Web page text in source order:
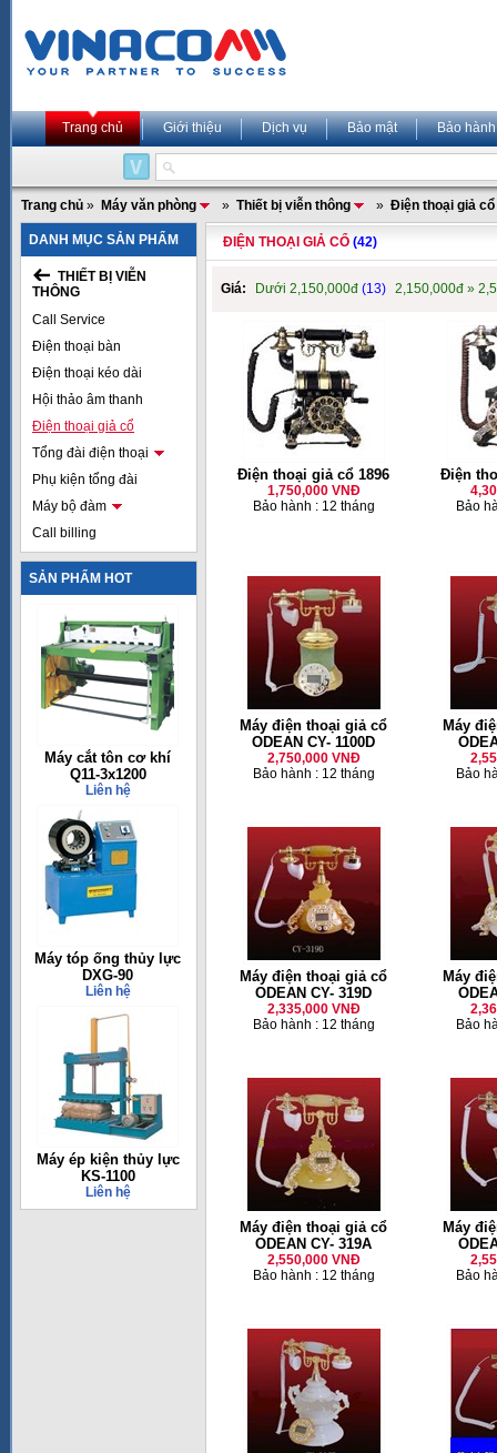
Trang chủ Giới thiệu Dịch vụ Bảo mật Bảo hành
Trang chủ » Máy văn phòng » Thiết bị viễn thông » Điện thoại giả cổ
DANH MỤC SẢN PHẨM
THIẾT BỊ VIỄN
THÔNG
Call Service
Điện thoại bàn
Điện thoại kéo dài
Hội thảo âm thanh
Điện thoại giả cổ
Tổng đài điện thoại
Phụ kiện tổng đài
Máy bộ đàm
Call billing
SẢN PHẨM HOT
Máy cắt tôn cơ khí
Q11-3x1200
Liên hệ
Máy tóp ống thủy lực
DXG-90
Liên hệ
Máy ép kiện thủy lực
KS-1100
Liên hệ
ĐIỆN THOẠI GIẢ CỔ (42)
Giá: Dưới 2,150,000đ (13) 2,150,000đ »
Điện thoại giả cổ 1896
1,750,000 VNĐ
Bảo hành : 12 tháng
Điện
Bảo
Máy điện thoại giả cổ
ODEAN CY- 1100D
2,750,000 VNĐ
Bảo hành : 12 tháng
Máy
Bảo
Máy điện thoại giả cổ
ODEAN CY- 319D
2,335,000 VNĐ
Bảo hành : 12 tháng
Máy
Bảo
Máy điện thoại giả cổ
ODEAN CY- 319A
2,550,000 VNĐ
Bảo hành : 12 tháng
Máy
Bảo